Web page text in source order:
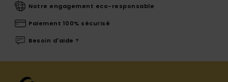
Notre engagement eco-responsable
Paiement 100% sécurisé
Besoin d'aide ?